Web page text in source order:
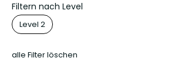
Filtern nach Level
Level 2
alle Filter löschen